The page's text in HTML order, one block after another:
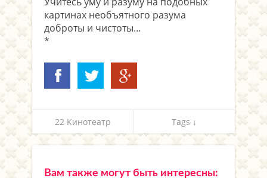
картинах необъятного разума
доброты и чистоты…
*
22 Кинотеатр Tags ↓
Вам также могут быть интересны: